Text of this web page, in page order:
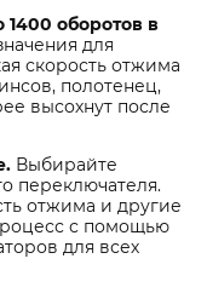
оборотов в
для
скорость отжима
полотенец,
высохнут после
Выбирайте
переключателя.
отжима и другие
с помощью
для всех